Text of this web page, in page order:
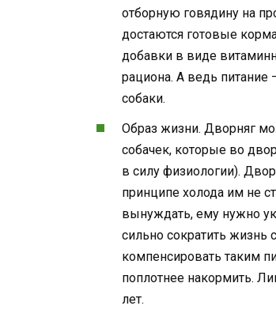
отборную говядину на
достаются готовые
добавки в виде
рациона. А ведь
собаки.
Образ жизни. Дворняг
собачек, которые во
в силу физиологии).
принципе холода им не
вынуждать, ему нужно
сильно сократить жизнь
компенсировать таким
поплотнее накормить.
лет.